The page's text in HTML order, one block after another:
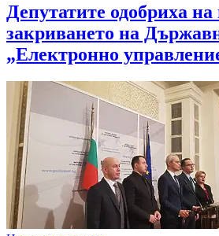
Депутатите одобриха
закриването на
„Електронно